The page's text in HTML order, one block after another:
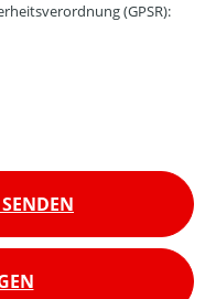
(GPSR):